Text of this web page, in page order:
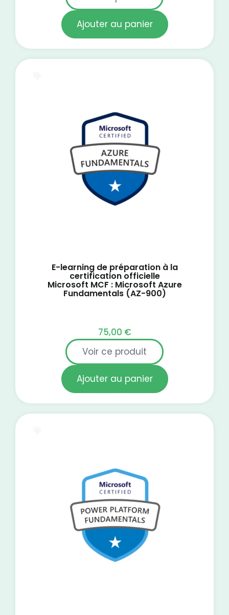
Ajouter au panier
E-learning de préparation à la
certification officielle
Microsoft MCF : Microsoft Azure
Fundamentals (AZ-900)
75,00 €
Voir ce produit
Ajouter au panier